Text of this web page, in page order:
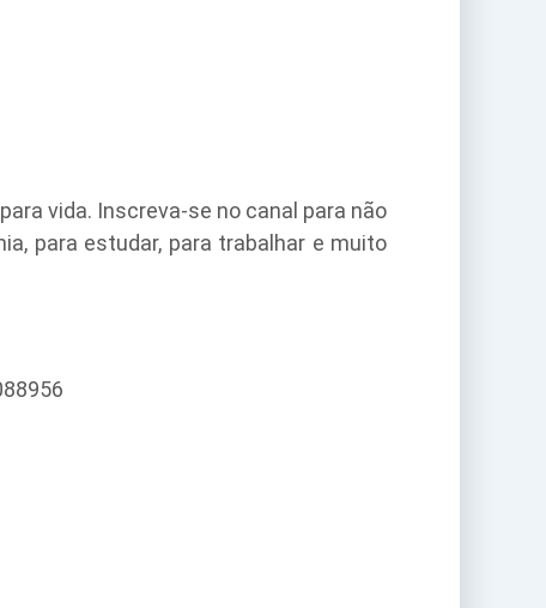
vida. Inscreva-se no canal para não
para estudar, para trabalhar e muito